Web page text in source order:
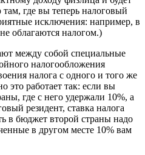
где вы теперь налоговый
исключения: например, в
облагаются налогом.)
между собой специальные
налогообложения
налога с одного и того же
это работает так: если вы
где с него удержали 10%, а
резидент, ставка налога
в бюджет второй страны надо
в другом месте 10% вам